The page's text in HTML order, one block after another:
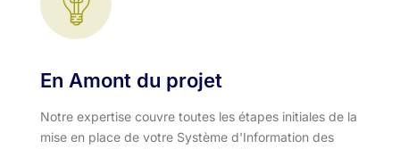
En Amont du projet
Notre expertise couvre toutes les étapes initiales de la
mise en place de votre Système d'Information des